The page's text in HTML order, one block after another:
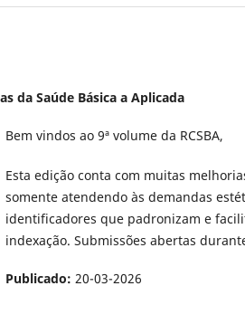
da Saúde Básica a Aplicada
Bem vindos ao 9ª volume da RCSBA,
Esta edição conta com muitas
somente atendendo às demandas
identificadores que padronizam e
indexação. Submissões abertas
Publicado: 20-03-2026